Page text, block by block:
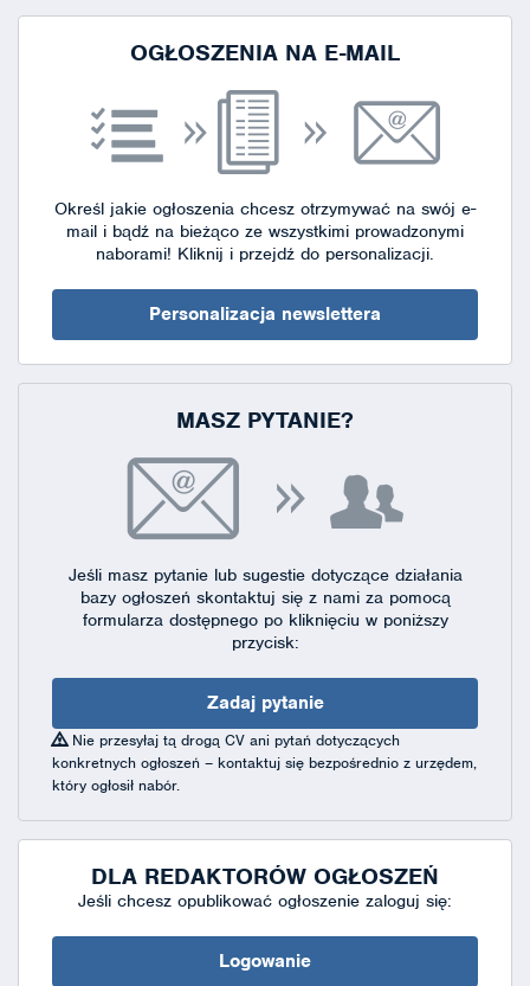
OGŁOSZENIA NA E-MAIL
Określ jakie ogłoszenia chcesz otrzymywać na swój e-
mail i bądź na bieżąco ze wszystkimi prowadzonymi
naborami! Kliknij i przejdź do personalizacji.
Personalizacja newslettera
MASZ PYTANIE?
Jeśli masz pytanie lub sugestie dotyczące działania
bazy ogłoszeń skontaktuj się z nami za pomocą
formularza dostępnegopo kliknięciu w poniższy
przycisk:
Zadaj pytanie
Nie przesyłaj tą drogą CV ani pytań dotyczących
konkretnych ogłoszeń – kontaktuj się bezpośrednio z urzędem,
który ogłosił nabór.
DLA REDAKTORÓW OGŁOSZEŃ
Jeśli chcesz opublikować ogłoszenie zaloguj się:
Logowanie